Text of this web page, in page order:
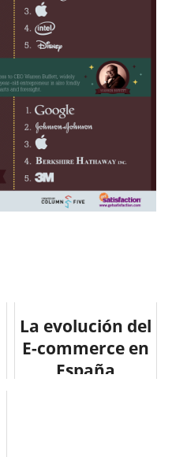
La evolución del
E-commerce en
España